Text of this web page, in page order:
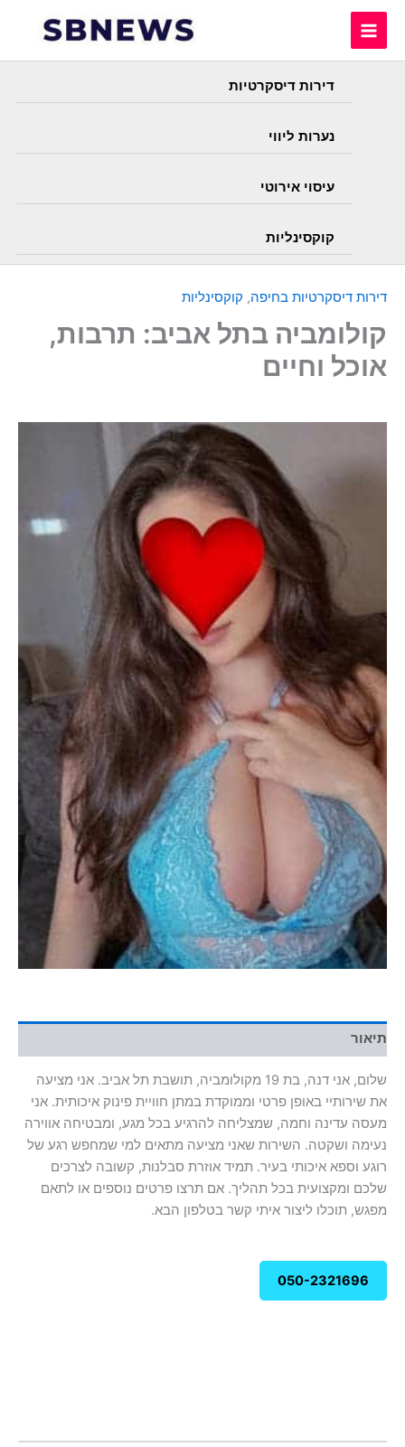
דירות דיסקרטיות
נערות ליווי
עיסוי אירוטי
קוקסינליות
דירות דיסקרטיות בחיפה, קוקסינליות
קולומביה בתל אביב: תרבות,
אוכל וחיים
תיאור
שלום, אני דנה, בת 19 מקולומביה, תושבת תל אביב. אני מציעה
את שירותיי באופן פרטי וממוקדת במתן חוויית פינוק איכותית. אני
מעסה עדינה וחמה, שמצליחה להרגיע בכל מגע, ומבטיחה אווירה
נעימה ושקטה. השירות שאני מציעה מתאים למי שמחפש רגע של
רוגע וספא איכותי בעיר. תמיד אוזרת סבלנות, קשובה לצרכים
שלכם ומקצועית בכל תהליך. אם תרצו פרטים נוספים או לתאם
מפגש, תוכלו ליצור איתי קשר בטלפון הבא.
050-2321696